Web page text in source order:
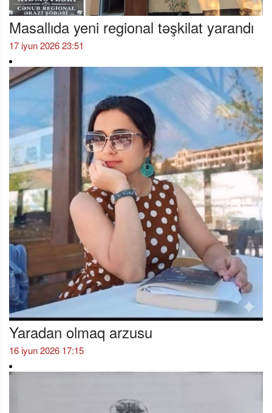
Masallıda yeni regional təşkilat yarandı
17 iyun 2026 23:51
Yaradan olmaq arzusu
16 iyun 2026 17:15